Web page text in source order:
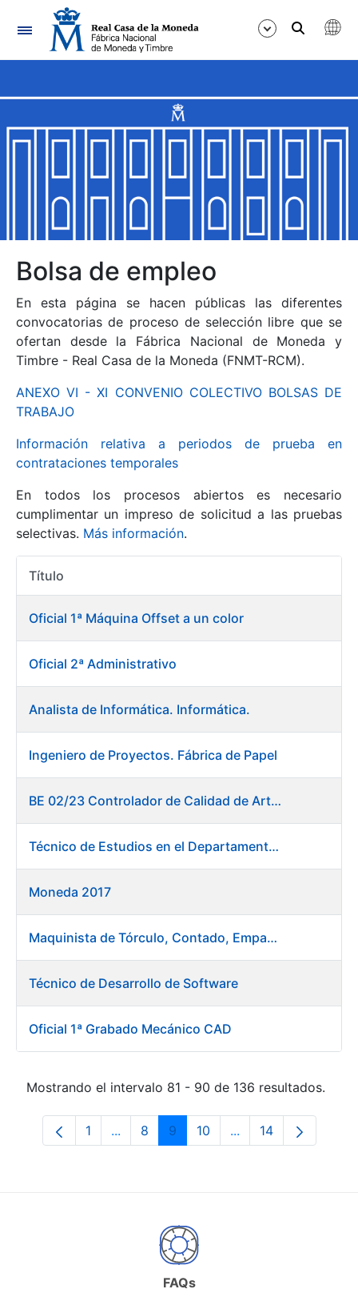
Navegación
Mostrar/Ocultar
Mostrar/Ocultar
Mostrar/Ocultar
Mostrar/Ocultar
Mostrar/Ocultar
Mostrar/Ocultar
Mostrar/Ocultar
Bolsa de empleo
En esta página se hacen públicas las diferentes
convocatorias de proceso de selección libre que se
ofertan desde la Fábrica Nacional de Moneda y
Timbre - Real Casa de la Moneda (FNMT-RCM).
ANEXO VI - XI CONVENIO COLECTIVO BOLSAS DE
TRABAJO
Información relativa a periodos de prueba en
contrataciones temporales
En todos los procesos abiertos es necesario
cumplimentar un impreso de solicitud a las pruebas
selectivas. Más información.
Título
Oficial 1ª Máquina Offset a un color
Oficial 2ª Administrativo
Analista de Informática. Informática.
Ingeniero de Proyectos. Fábrica de Papel
BE 02/23 Controlador de Calidad de Artes Gráficas
Técnico de Estudios en el Departamento de Compras
Moneda 2017
Maquinista de Tórculo, Contado, Empaquetado e Inutilización de Moneda
Técnico de Desarrollo de Software
Oficial 1ª Grabado Mecánico CAD
Mostrando el intervalo 81 - 90 de 136 resultados.
Página
1 ...Páginas intermedias Use TAB para
Página
8 Página
9 Página
10 ...PáginasPágina
14
FAQs